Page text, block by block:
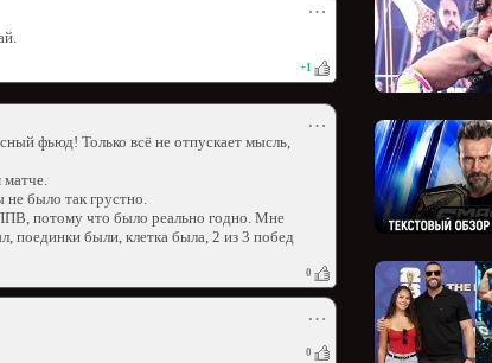
⋯
+1
⋯
фьюд! Только всё не отпускает мысль,
матче.
было так грустно.
потому что было реально годно. Мне
поединки были, клетка была, 2 из 3 побед
0
⋯
0